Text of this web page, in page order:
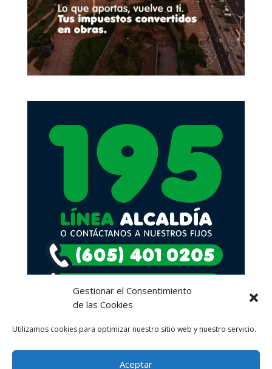
Gestionar el Consentimiento
de las Cookies
Utilizamos cookies para optimizar nuestro sitio web y nuestro servicio.
Aceptar